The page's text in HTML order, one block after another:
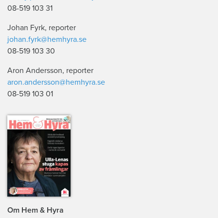
08-519 103 31
Johan Fyrk, reporter
johan.fyrk@hemhyra.se
08-519 103 30
Aron Andersson, reporter
aron.andersson@hemhyra.se
08-519 103 01
Om Hem & Hyra